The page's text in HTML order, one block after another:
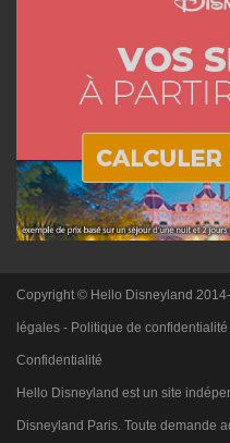
Copyright © Hello Disneyland
légales - Politique de confidentialité
Confidentialité
Hello Disneyland est un site
Disneyland Paris. Toute demande